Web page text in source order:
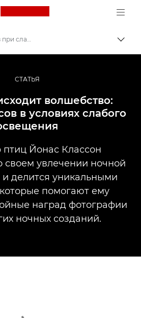
Canon Logo, back to
Профессиональная фото- и видеосъемка
Фотографируем сов при слабом освещении
СТАТЬЯ
волшебство:
в условиях слабого
Йонас Классон
своем увлечении ночной
делится уникальными
помогают ему
наград фотографии
ночных созданий.